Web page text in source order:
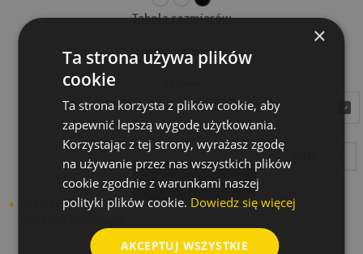
Tabela rozmiarów
2. Wybierz rozmiar:
wybierz
wybierz
dodaj do listy zakupów
DODAJ DO KOSZYKA
×
Ta strona używa plików
cookie
Ta strona korzysta z plików cookie, aby
zapewnić lepszą wygodę użytkowania.
Korzystając z tej strony, wyrażasz zgodę
na używanie przez nas wszystkich plików
cookie zgodnie z warunkami naszej
polityki plików cookie. Dowiedz się więcej
AKCEPTUJ WSZYSTKIE